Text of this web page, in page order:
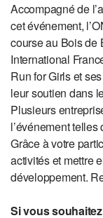
Accompagné de
cet événement,
course au Bois de
International
Run for Girls et
leur soutien dans
Plusieurs
l’événement
Grâce à votre
activités et mettre
développement.
Si vous